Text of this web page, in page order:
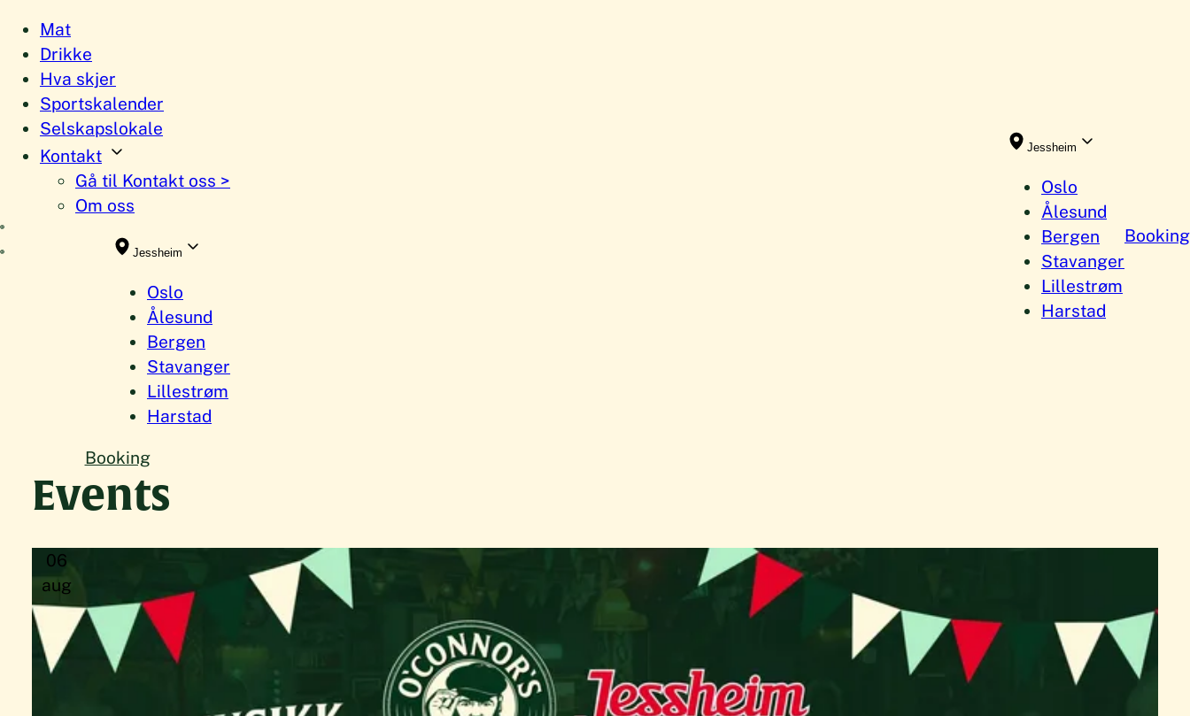
innhold
Mat
Drikke
Hva skjer
Sportskalender
Selskapslokale
Kontakt
Gå til Kontakt oss >
Om oss
Jessheim
Oslo
Ålesund
Bergen
Stavanger
Lillestrøm
Harstad
Booking
Jessheim
Oslo
Ålesund
Bergen
Stavanger
Lillestrøm
Harstad
Booking
Events
06
aug